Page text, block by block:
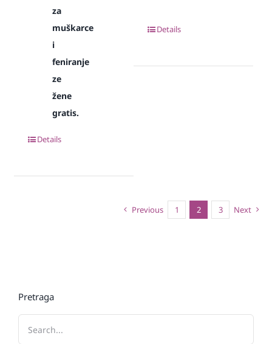
za
muškarce
i
feniranje
ze
žene
gratis.
Details
Details
Previous 1 2 3 Next
Pretraga